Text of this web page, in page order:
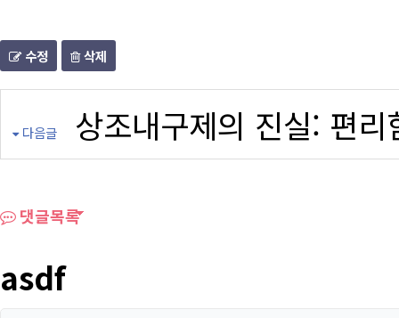
수정 삭제
다음글 상조내구제의 진실: 편
댓글목록
asdf